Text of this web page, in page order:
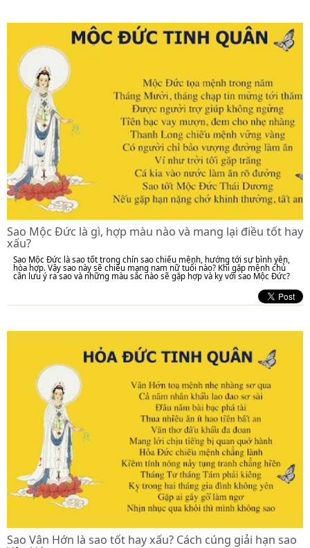
Sao Mộc Đức là gì, hợp màu nào và mang lại điều tốt hay
xấu?
Sao Mộc Đức là sao tốt trong chín sao chiếu mệnh, hướng tới sự bình yên,
hòa hợp. Vậy sao này sẽ chiếu mạng nam nữ tuổi nào? Khi gặp mệnh chủ
cần lưu ý ra sao và những màu sắc nào sẽ gặp hợp và kỵ với sao Mộc Đức?
Sao Vân Hớn là sao tốt hay xấu? Cách cúng giải hạn sao